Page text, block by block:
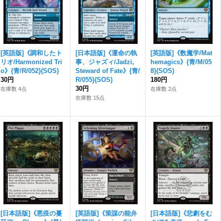
[英語版]《調和したト
リオ/Harmonized Tri
o》{青/R/052}(SOS)
30円
在庫数 4点
[日本語版]《運命の執
事、ジャズィ/Jadzi,
Steward of Fate》{青/
R/055}(SOS)
30円
在庫数 15点
[英語版]《数魔学/Mat
hemagics》{青/M/05
8}(SOS)
180円
在庫数 2点
[日本語版]《悪疫の蔓
[英語版]《策謀の能弁
[日本語版]《悲劇をむ